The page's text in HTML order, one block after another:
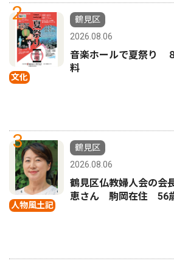
2
文化
鶴見区
2026.08.06
音楽ホールで夏祭り
料
3
人物風土記
鶴見区
2026.08.06
鶴見区仏教婦人会の
恵さん 駒岡在住 56